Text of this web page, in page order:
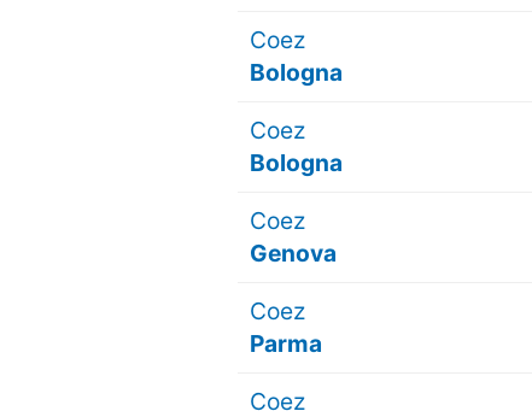
Coez
Bologna
Coez
Bologna
Coez
Genova
Coez
Parma
Coez